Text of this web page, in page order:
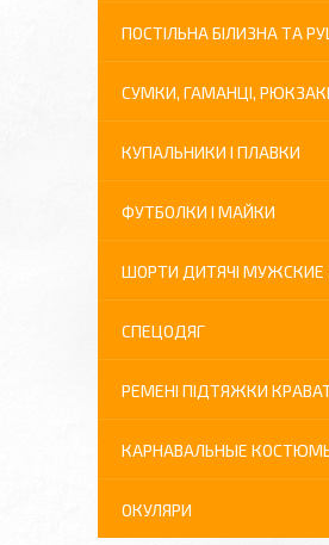
ПОСТІЛЬНА БІЛИЗНА ТА
СУМКИ, ГАМАНЦІ,
КУПАЛЬНИКИ І ПЛАВКИ
ФУТБОЛКИ І МАЙКИ
ШОРТИ ДИТЯЧІ МУЖСКИЕ
СПЕЦОДЯГ
РЕМЕНІ ПІДТЯЖКИ
КАРНАВАЛЬНЫЕ
ОКУЛЯРИ